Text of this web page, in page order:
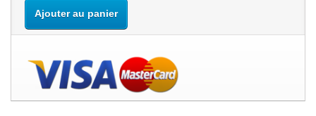
Ajouter au panier